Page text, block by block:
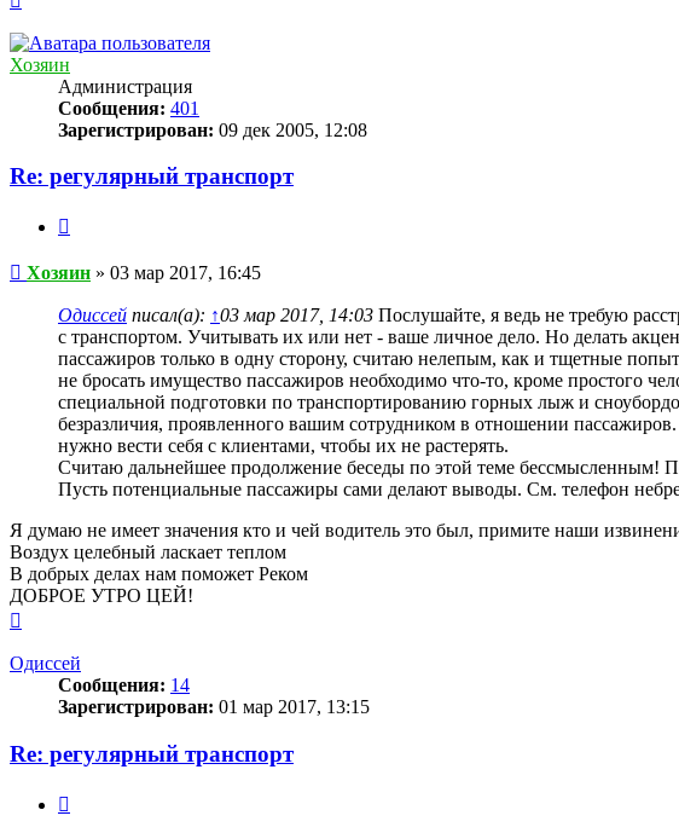
началу
Хозяин
Администрация
Сообщения: 401
Зарегистрирован: 09 дек 2005, 12:08
Re: регулярный транспорт
Сообщение
Хозяин » 03 мар 2017, 16:45
Одиссей писал(а): ↑03 мар 2017, 14:03 Послушайте, я ведь не требую
с транспортом. Учитывать их или нет - ваше личное дело. Но делать
пассажиров только в одну сторону, считаю нелепым, как и тщетные
не бросать имущество пассажиров необходимо что-то, кроме
специальной подготовки по транспортированию горных лыж и
безразличия, проявленного вашим сотрудником в отношении
нужно вести себя с клиентами, чтобы их не растерять.
Считаю дальнейшее продолжение беседы по этой теме бессмысленным!
Пусть потенциальные пассажиры сами делают выводы. См. телефон
Я думаю не имеет значения кто и чей водитель это был, примите наши
Воздух целебный ласкает теплом
В добрых делах нам поможет Реком
ДОБРОЕ УТРО ЦЕЙ!
началу
Одиссей
Сообщения: 14
Зарегистрирован: 01 мар 2017, 13:15
Re: регулярный транспорт